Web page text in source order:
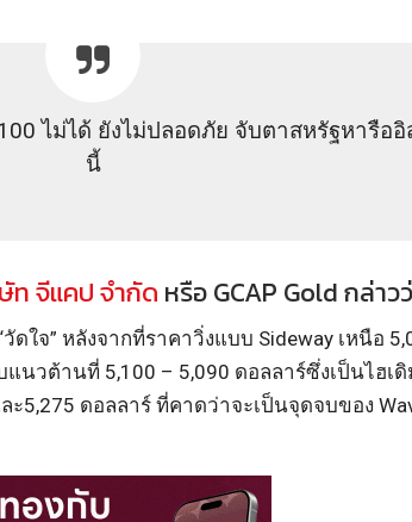
ไม่ได้ ยังไม่ปลอดภัย จับตาสหรัฐหารืออิ
นี้
ท จีแคป จำกัด หรือ GCAP Gold กล่าว
ใจ” หลังจากที่ราคาวิ่งแบบ Sideway เหนือ
นวต้านที่ 5,100 – 5,090 ดอลลาร์ซึ่งเป็นไฮเ
5,275 ดอลลาร์ ที่คาดว่าจะเป็นจุดจบของ